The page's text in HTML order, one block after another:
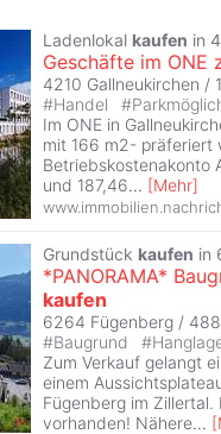
Ladenlokal kaufen in
Geschäfte im ONE
4210 Gallneukirchen /
#Handel #
Im ONE in
mit 166 m2- präferiert
Betriebskostenakonto
und 187,46... [Mehr]
Grundstück kaufen in
*PANORAMA*
kaufen
6264 Fügenberg /
#Baugrund #
Zum Verkauf gelangt
einem
Fügenberg im
vorhanden! Nähere... [